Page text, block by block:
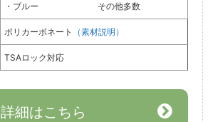
・ブルー
その他多数
ポリカーボネート （素材説明）
TSAロック対応
詳細はこちら